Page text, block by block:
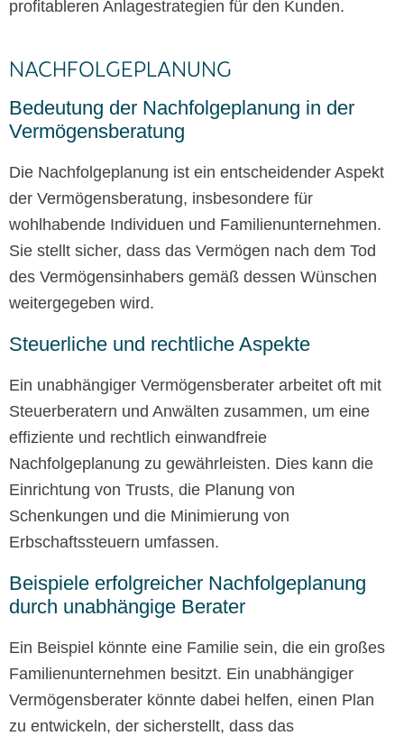
profitableren Anlagestrategien für den Kunden.
NACHFOLGEPLANUNG
Bedeutung der Nachfolgeplanung in der
Vermögensberatung
Die Nachfolgeplanung ist ein entscheidender Aspekt
der Vermögensberatung, insbesondere für
wohlhabende Individuen und Familienunternehmen.
Sie stellt sicher, dass das Vermögen nach dem Tod
des Vermögensinhabers gemäß dessen Wünschen
weitergegeben wird.
Steuerliche und rechtliche Aspekte
Ein unabhängiger Vermögensberater arbeitet oft mit
Steuerberatern und Anwälten zusammen, um eine
effiziente und rechtlich einwandfreie
Nachfolgeplanung zu gewährleisten. Dies kann die
Einrichtung von Trusts, die Planung von
Schenkungen und die Minimierung von
Erbschaftssteuern umfassen.
Beispiele erfolgreicher Nachfolgeplanung
durch unabhängige Berater
Ein Beispiel könnte eine Familie sein, die ein großes
Familienunternehmen besitzt. Ein unabhängiger
Vermögensberater könnte dabei helfen, einen Plan
zu entwickeln, der sicherstellt, dass das